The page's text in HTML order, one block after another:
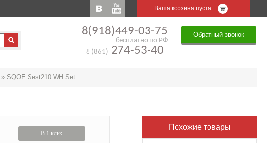
Ваша корзина пуста
8(918)449-03-75
бесплатно по РФ
8 (861) 274-53-40
Обратный звонок
» SQOE Sest210 WH Set
В 1 клик
Похожие товары